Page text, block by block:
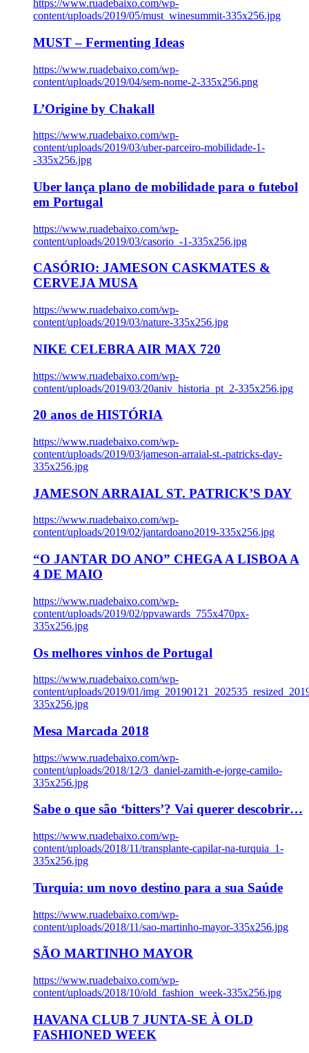
https://www.ruadebaixo.com/wp-
content/uploads/2019/05/must_winesummit-335x256.jpg
MUST – Fermenting Ideas
https://www.ruadebaixo.com/wp-
content/uploads/2019/04/sem-nome-2-335x256.png
L’Origine by Chakall
https://www.ruadebaixo.com/wp-
content/uploads/2019/03/uber-parceiro-mobilidade-1-
-335x256.jpg
Uber lança plano de mobilidade para o futebol
em Portugal
https://www.ruadebaixo.com/wp-
content/uploads/2019/03/casorio_-1-335x256.jpg
CASÓRIO: JAMESON CASKMATES &
CERVEJA MUSA
https://www.ruadebaixo.com/wp-
content/uploads/2019/03/nature-335x256.jpg
NIKE CELEBRA AIR MAX 720
https://www.ruadebaixo.com/wp-
content/uploads/2019/03/20aniv_historia_pt_2-335x256.jpg
20 anos de HISTÓRIA
https://www.ruadebaixo.com/wp-
content/uploads/2019/03/jameson-arraial-st.-patricks-day-
335x256.jpg
JAMESON ARRAIAL ST. PATRICK’S DAY
https://www.ruadebaixo.com/wp-
content/uploads/2019/02/jantardoano2019-335x256.jpg
“O JANTAR DO ANO” CHEGA A LISBOA A
4 DE MAIO
https://www.ruadebaixo.com/wp-
content/uploads/2019/02/ppvawards_755x470px-
335x256.jpg
Os melhores vinhos de Portugal
https://www.ruadebaixo.com/wp-
content/uploads/2019/01/
335x256.jpg
Mesa Marcada 2018
https://www.ruadebaixo.com/wp-
content/uploads/2018/12/3_daniel-zamith-e-jorge-camilo-
335x256.jpg
Sabe o que são ‘bitters’? Vai querer descobrir…
https://www.ruadebaixo.com/wp-
content/uploads/2018/11/transplante-capilar-na-turquia_1-
335x256.jpg
Turquia: um novo destino para a sua Saúde
https://www.ruadebaixo.com/wp-
content/uploads/2018/11/sao-martinho-mayor-335x256.jpg
SÃO MARTINHO MAYOR
https://www.ruadebaixo.com/wp-
content/uploads/2018/10/old_fashion_week-335x256.jpg
HAVANA CLUB 7 JUNTA-SE À OLD
FASHIONED WEEK